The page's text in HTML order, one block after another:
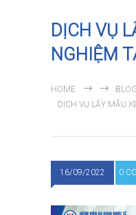
DỊCH VỤ
NGHIỆM
HOME
DỊCH VỤ LẤY MẪU
16/09/2022 0